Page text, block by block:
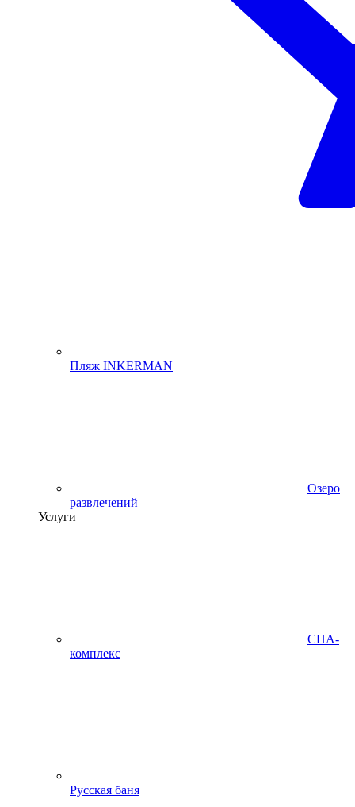
Пляж INKERMAN
Озеро
развлечений
Услуги
СПА-
комплекс
Русская баня